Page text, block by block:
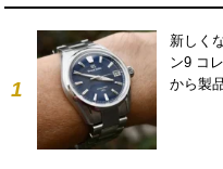
1
新しく
ン9 コ
から製